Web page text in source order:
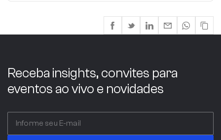
Receba insights, convites para
eventos ao vivo e novidades